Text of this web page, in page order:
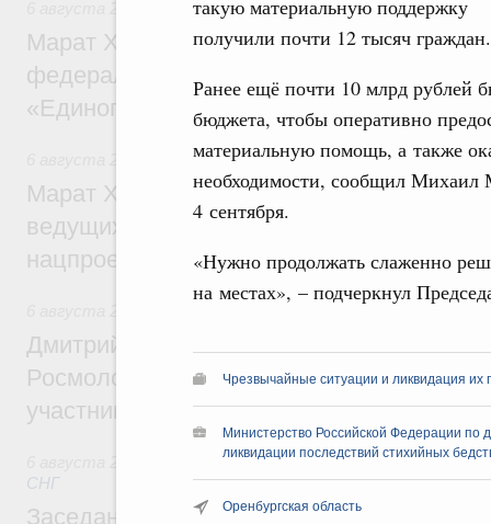
такую материальную поддержку
получили почти 12 тысяч граждан.
Ранее ещё почти 10 млрд рублей
бюджета, чтобы оперативно
материальную помощь, а также
необходимости, сообщил Михаил
4 сентября.
«Нужно продолжать слаженно
на местах», – подчеркнул
Чрезвычайные ситуации и ликвидация их
Министерство Российской Федерации по
ликвидации последствий стихийных
Оренбургская область
Регулирование в сфере строительства
Марат Хуснуллин: Более 130
федерального значения построено под
«Единого заказчика»
Национальный проект «Инфраструктура
Марат Хуснуллин: Порядка 200
ведущих к спортивным объектам,
нацпроекту «Инфраструктура для
Дмитрий Чернышенко, Сергей Кравцов и
Росмолодёжи Григорий Гуров
участников проекта «Кольцо открытий»
Евразийский экономический союз.
СНГ
Заседание Евразийского